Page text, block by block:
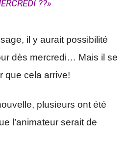
??»
il y aurait possibilité
dès mercredi… Mais il se
que cela arrive!
plusieurs ont été
l’animateur serait de